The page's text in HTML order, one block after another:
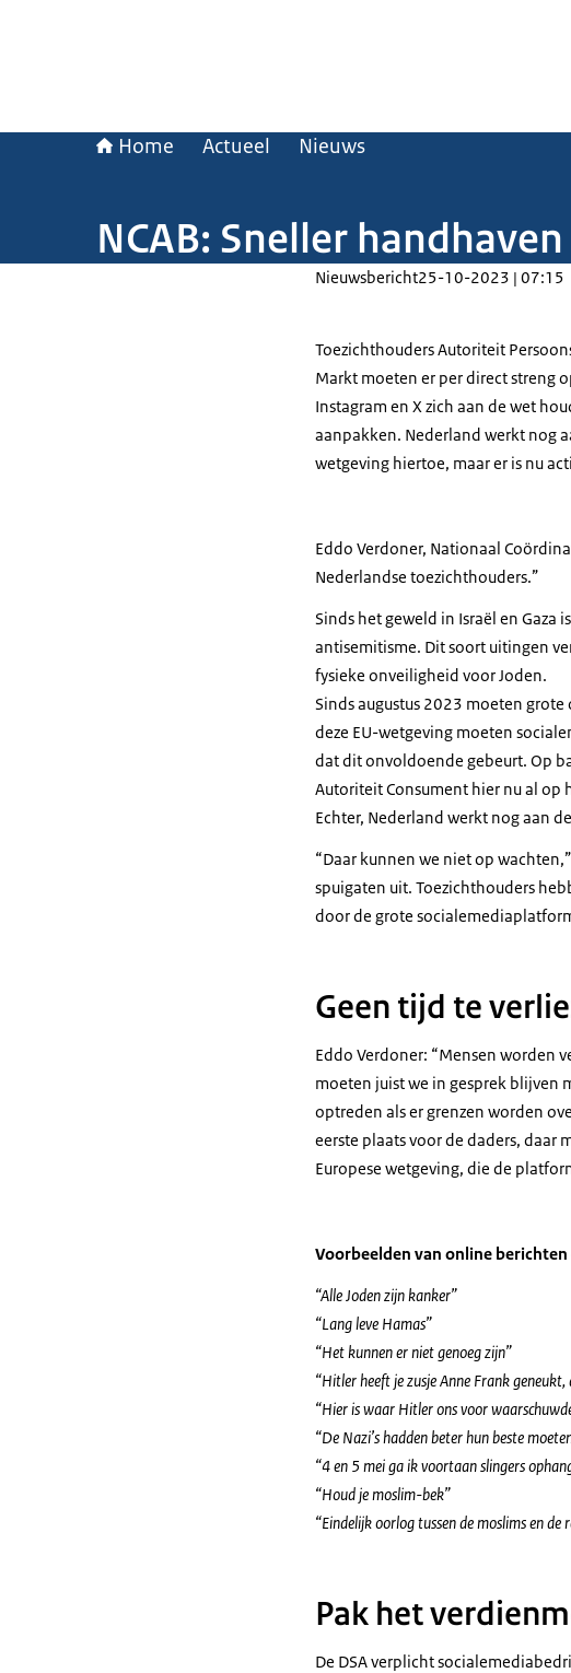
Home Actueel Nieuws
NCAB: Sneller
Nieuwsbericht25-10-2023 | 07:15
Toezichthouders Autoriteit
Markt moeten er per direct streng
Instagram en X zich aan de wet
aanpakken. Nederland werkt nog
wetgeving hiertoe, maar er is nu
Eddo Verdoner, Nationaal
Nederlandse toezichthouders.”
Sinds het geweld in Israël en Gaza
antisemitisme. Dit soort uitingen
fysieke onveiligheid voor Joden.
Sinds augustus 2023 moeten
deze EU-wetgeving moeten
dat dit onvoldoende gebeurt. Op
Autoriteit Consument hier nu al
Echter, Nederland werkt nog aan
“Daar kunnen we niet op
spuigaten uit. Toezichthouders
door de grote
Geen tijd te
Eddo Verdoner: “Mensen worden
moeten juist we in gesprek blijven
optreden als er grenzen worden
eerste plaats voor de daders, daar
Europese wetgeving, die de
Voorbeelden van online
“Alle Joden zijn kanker”
“Lang leve Hamas”
“Het kunnen er niet genoeg zijn”
“Hitler heeft je zusje Anne Frank geneukt,
“Hier is waar Hitler ons voor
“De Nazi’s hadden beter hun beste
“4 en 5 mei ga ik voortaan slingers
“Houd je moslim-bek”
“Eindelijk oorlog tussen de moslims en de
Pak het
De DSA verplicht